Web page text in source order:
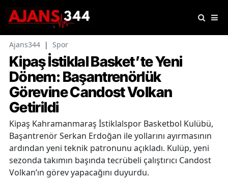
Ajans344 | Spor
Kipaş İstiklal Basket’te Yeni
Dönem: Başantrenörlük
Görevine Candost Volkan
Getirildi
Kipaş Kahramanmaraş İstiklalspor Basketbol Kulübü,
Başantrenör Serkan Erdoğan ile yollarını ayırmasının
ardından yeni teknik patronunu açıkladı. Kulüp, yeni
sezonda takımın başında tecrübeli çalıştırıcı Candost
Volkan’ın görev yapacağını duyurdu.